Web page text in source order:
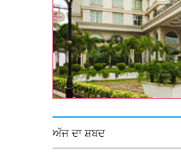
ਅੱਜ ਦਾ ਸ਼ਬਦ